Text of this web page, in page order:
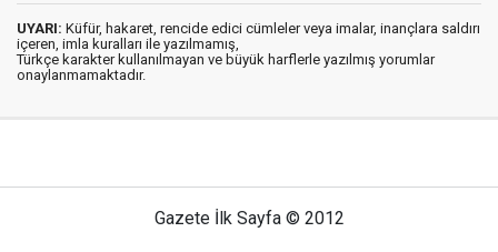
UYARI: Küfür, hakaret, rencide edici cümleler veya imalar, inançlara saldırı
içeren, imla kuralları ile yazılmamış,
Türkçe karakter kullanılmayan ve büyük harflerle yazılmış yorumlar
onaylanmamaktadır.
Gazete İlk Sayfa © 2012